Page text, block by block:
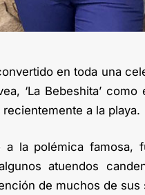
en toda una
‘La Bebeshita’
recientemente a la playa.
la polémica famosa,
atuendos
de muchos de sus